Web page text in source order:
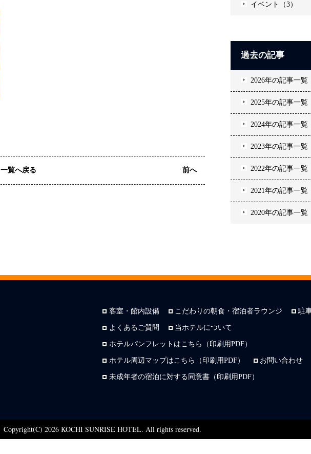
一覧へ戻る 前へ
イベント（3）
過去の記事
2026年の記事一覧
2025年の記事一覧
2024年の記事一覧
2023年の記事一覧
2022年の記事一覧
2021年の記事一覧
2020年の記事一覧
客室・館内設備 こだわりの朝食・宿泊者ラウンジ 駐
よくあるご質問 当ホテルについて
ホテルパンフレットはこちら（印刷用PDF）
ホテル周辺マップはこちら（印刷用PDF） お問い合わせ
未成年者の宿泊に対する同意書（印刷用PDF）
Copyright(C) 2026 KOCHI SUNRISE HOTEL. All rights reserved.